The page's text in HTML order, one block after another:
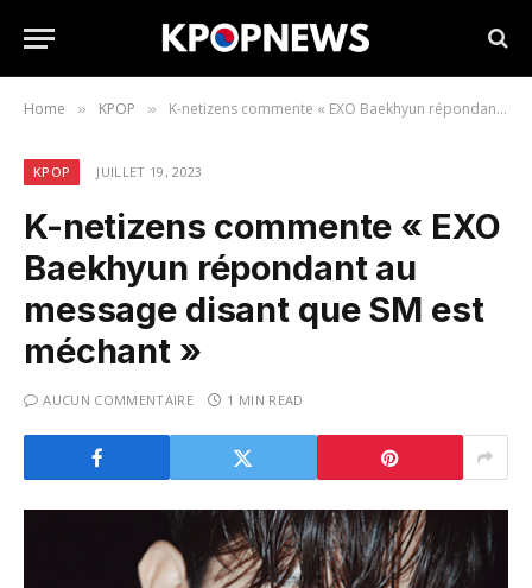
Home » KPOP » K-netizens commente « EXO Baekhyun répondant au message disant que SM est méchant »
KPOP JUILLET 19, 2023
K-netizens commente « EXO
Baekhyun répondant au
message disant que SM est
méchant »
AUCUN COMMENTAIRE 1 MIN READ